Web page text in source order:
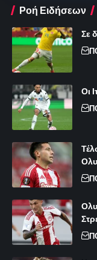
Ροή Ειδήσεων
Σε
Οι